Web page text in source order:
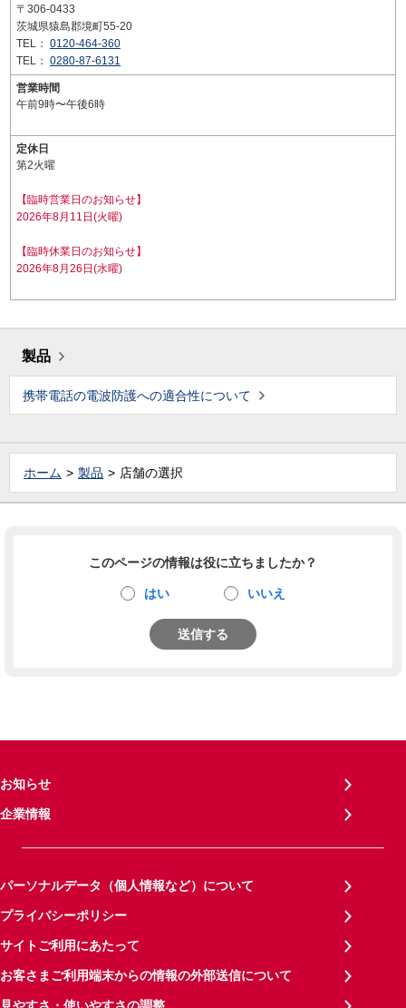
〒306-0433
茨城県猿島郡境町55-20
TEL： 0120-464-360
TEL： 0280-87-6131
営業時間
午前9時〜午後6時
定休日
第2火曜
【臨時営業日のお知らせ】
2026年8月11日(火曜)
【臨時休業日のお知らせ】
2026年8月26日(水曜)
製品
携帯電話の電波防護への適合性について
ホーム 製品 店舗の選択
このページの情報は役に立ちましたか？
はい いいえ
送信する
お知らせ
企業情報
パーソナルデータ（個人情報など）について
プライバシーポリシー
サイトご利用にあたって
お客さまご利用端末からの情報の外部送信について